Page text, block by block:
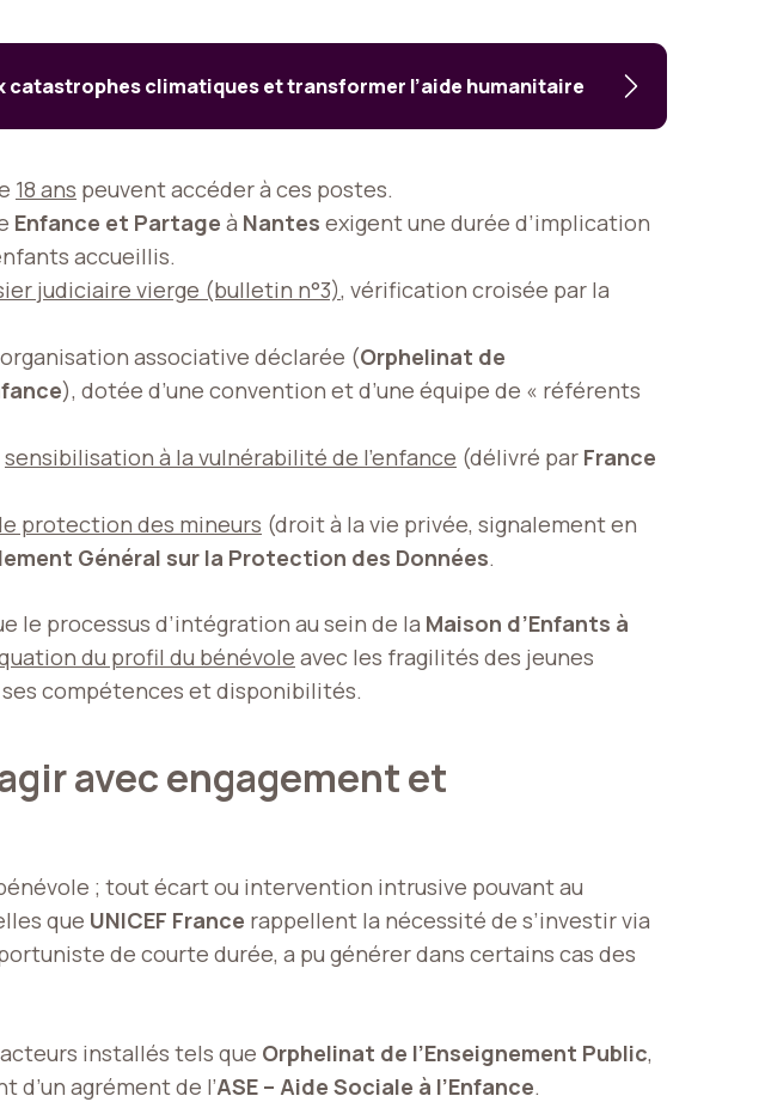
catastrophes climatiques et transformer l’aide humanitaire
18 ans peuvent accéder à ces postes.
Enfance et Partage à Nantes exigent une durée d’implication
accueillis.
judiciaire vierge (bulletin n°3), vérification croisée par la
associative déclarée (Orphelinat de
), dotée d’une convention et d’une équipe de « référents
sensibilisation à la vulnérabilité de l’enfance (délivré par France
protection des mineurs (droit à la vie privée, signalement en
Général sur la Protection des Données.
processus d’intégration au sein de la Maison d’Enfants à
du profil du bénévole avec les fragilités des jeunes
compétences et disponibilités.
avec engagement et
; tout écart ou intervention intrusive pouvant au
que UNICEF France rappellent la nécessité de s’investir via
de courte durée, a pu générer dans certains cas des
installés tels que Orphelinat de l’Enseignement Public,
d’un agrément de l’ASE – Aide Sociale à l’Enfance.